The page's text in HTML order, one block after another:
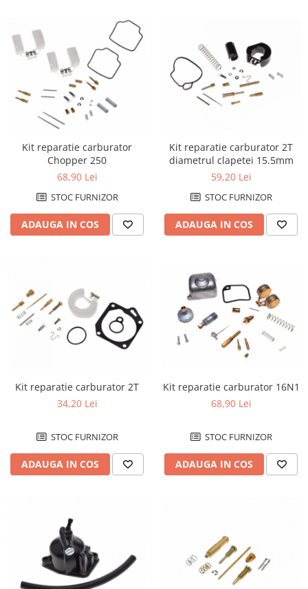
Ghidoane
Inaltatore ghidon
Mansoane
Oglinzi
Protectii Ghidon
Protectii maini / Kit-uri
Aripa Fata
Aripa spate
Capac filtru aer
Laterale radiator
Laterale spate
Plastic numar
Protectii furca/telescop
Spatar
Suport numar
Roti & Accesorii
Accesorii
Ax roata Puig
Piulita roata
Roti complete
Rulmenti roata
Kit reparatie carburator
Chopper 250
68,90 Lei
STOC FURNIZOR
ADAUGA IN COS
Kit reparatie carburator 2T
diametrul clapetei 15.5mm
59,20 Lei
STOC FURNIZOR
ADAUGA IN COS
Kit reparatie carburator 2T
34,20 Lei
STOC FURNIZOR
ADAUGA IN COS
Kit reparatie carburator 16N1
68,90 Lei
STOC FURNIZOR
ADAUGA IN COS